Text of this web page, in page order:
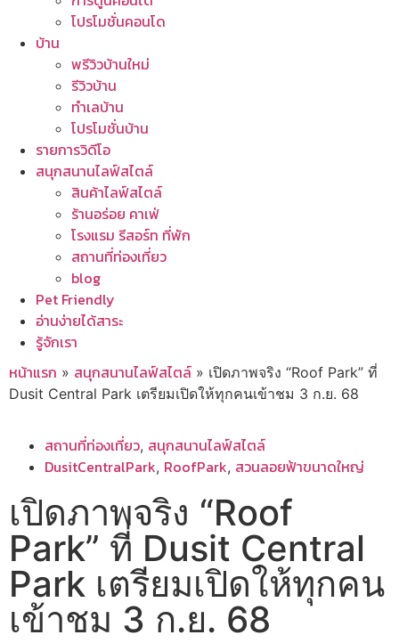
โปรโมชั่นคอนโด
บ้าน
พรีวิวบ้านใหม่
รีวิวบ้าน
ทำเลบ้าน
โปรโมชั่นบ้าน
รายการวิดีโอ
สนุกสนานไลฟ์สไตล์
สินค้าไลฟ์สไตล์
ร้านอร่อย คาเฟ่
โรงแรม รีสอร์ท ที่พัก
สถานที่ท่องเที่ยว
blog
Pet Friendly
อ่านง่ายได้สาระ
รู้จักเรา
หน้าแรก » สนุกสนานไลฟ์สไตล์ » เปิดภาพจริง “Roof Park” ที่
Dusit Central Park เตรียมเปิดให้ทุกคนเข้าชม 3 ก.ย. 68
สถานที่ท่องเที่ยว, สนุกสนานไลฟ์สไตล์
DusitCentralPark, RoofPark, สวนลอยฟ้าขนาดใหญ่
เปิดภาพจริง “Roof
Park” ที่ Dusit Central
Park เตรียมเปิดให้ทุกคน
เข้าชม 3 ก.ย. 68